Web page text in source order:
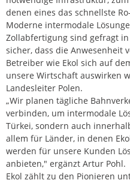
denen eines das schnellste
Moderne intermodale
Zollabfertigung sind gefragt
sicher, dass die Anwesenheit
Betreiber wie Ekol sich auf
unsere Wirtschaft auswirken
Landesleiter Polen.
„Wir planen tägliche
verbinden, um intermodale
Türkei, sondern auch
allem für Länder, in denen
werden für unsere Kunden
anbieten," ergänzt Artur Pohl.
Ekol zählt zu den Pionieren